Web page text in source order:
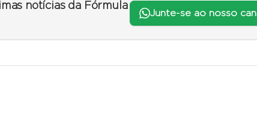
notícias da Fórmula
Junte-se ao nosso